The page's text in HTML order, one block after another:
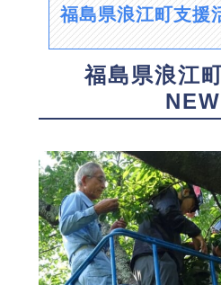
福島県浪江町支援
福島県浪江